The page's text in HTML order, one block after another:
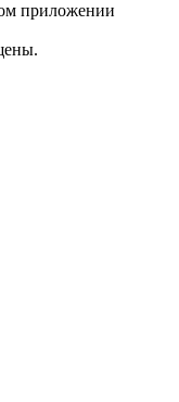
приложении